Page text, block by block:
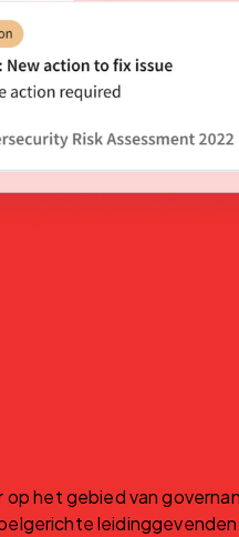
het gebied van